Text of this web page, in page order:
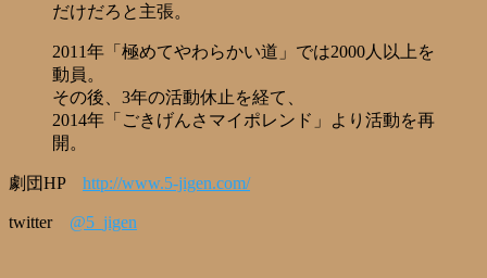
だけだろと主張。
2011年「極めてやわらかい道」では2000人以上を
動員。
その後、3年の活動休止を経て、
2014年「ごきげんさマイポレンド」より活動を再
開。
劇団HP http://www.5-jigen.com/
twitter @5_jigen